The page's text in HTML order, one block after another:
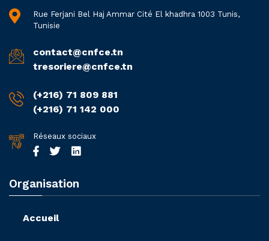
Rue Ferjani Bel Haj Ammar Cité El khadhra 1003 Tunis,
Tunisie
contact@cnfce.tn
tresoriere@cnfce.tn
(+216) 71 809 881
(+216) 71 142 000
Réseaux sociaux
Organisation
Accueil